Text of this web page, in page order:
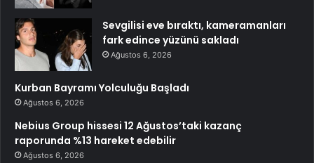
Sevgilisi eve bıraktı, kameramanları
fark edince yüzünü sakladı
Ağustos 6, 2026
Kurban Bayramı Yolculuğu Başladı
Ağustos 6, 2026
Nebius Group hissesi 12 Ağustos’taki kazanç
raporunda %13 hareket edebilir
Ağustos 6, 2026